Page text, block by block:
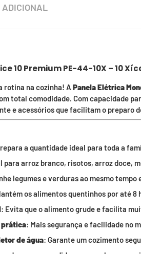
ADICIONAL
10 Premium PE-44-10X – 10
rotina na cozinha! A Panela Elétrica
total comodidade. Com capacidade
e acessórios que facilitam o preparo
a quantidade ideal para toda a
para arroz branco, risotos, arroz doce,
legumes e verduras ao mesmo
os alimentos quentinhos por até 8
: Evita que o alimento grude e facilita
prática: Mais segurança e facilidade no
de água: Garante um cozimento